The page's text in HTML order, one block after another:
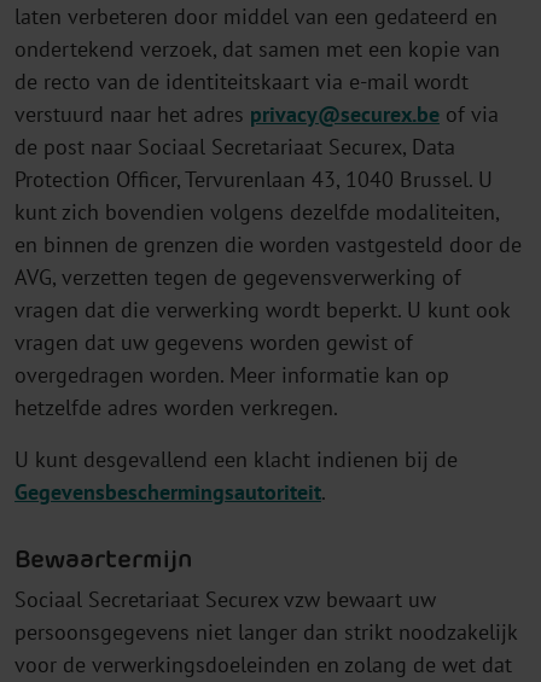
laten verbeteren door middel van een gedateerd en
ondertekend verzoek, dat samen met een kopie van
de recto van de identiteitskaart via e-mail wordt
verstuurd naar het adres privacy@securex.be of via
de post naar Sociaal Secretariaat Securex, Data
Protection Officer, Tervurenlaan 43, 1040 Brussel. U
kunt zich bovendien volgens dezelfde modaliteiten,
en binnen de grenzen die worden vastgesteld door de
AVG, verzetten tegen de gegevensverwerking of
vragen dat die verwerking wordt beperkt. U kunt ook
vragen dat uw gegevens worden gewist of
overgedragen worden. Meer informatie kan op
hetzelfde adres worden verkregen.
U kunt desgevallend een klacht indienen bij de
Gegevensbeschermingsautoriteit.
Bewaartermijn
Sociaal Secretariaat Securex vzw bewaart uw
persoonsgegevens niet langer dan strikt noodzakelijk
voor de verwerkingsdoeleinden en zolang de wet dat